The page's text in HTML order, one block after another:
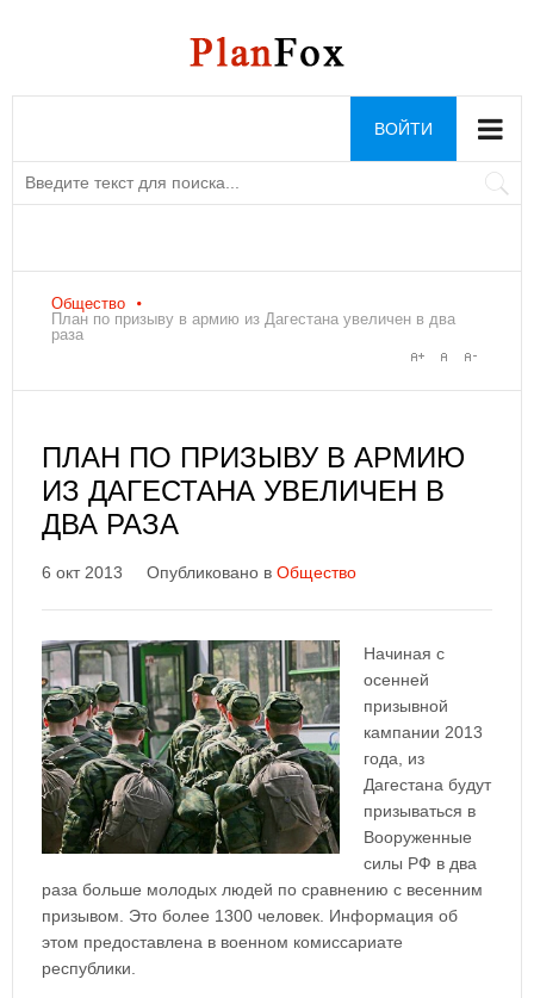
ВОЙТИ
Общество
План по призыву в армию из Дагестана увеличен в два
раза
ПЛАН ПО ПРИЗЫВУ В АРМИЮ
ИЗ ДАГЕСТАНА УВЕЛИЧЕН В
ДВА РАЗА
6 окт 2013 Опубликовано в Общество
Начиная с
осенней
призывной
кампании 2013
года, из
Дагестана будут
призываться в
Вооруженные
силы РФ в два
раза больше молодых людей по сравнению с весенним
призывом. Это более 1300 человек. Информация об
этом предоставлена в военном комиссариате
республики.